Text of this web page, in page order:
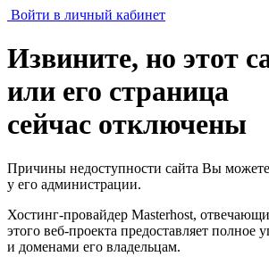
Войти в личный кабинет
Извините, но этот
или его страница
сейчас отключены
Причины недоступности сайта Вы
у его администрации.
Хостинг-провайдер Masterhost,
этого веб-проекта предоставляет полное
и доменами его владельцам.